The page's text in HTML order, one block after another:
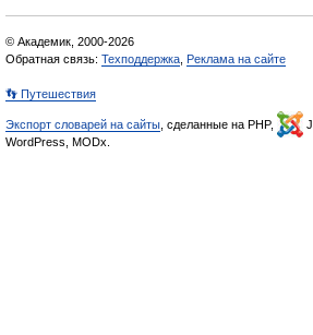
© Академик, 2000-2026
Обратная связь: Техподдержка Реклама на сайте
👣 Путешествия
Экспорт словарей на сайты , сделанные на PHP,
WordPress, MODx.